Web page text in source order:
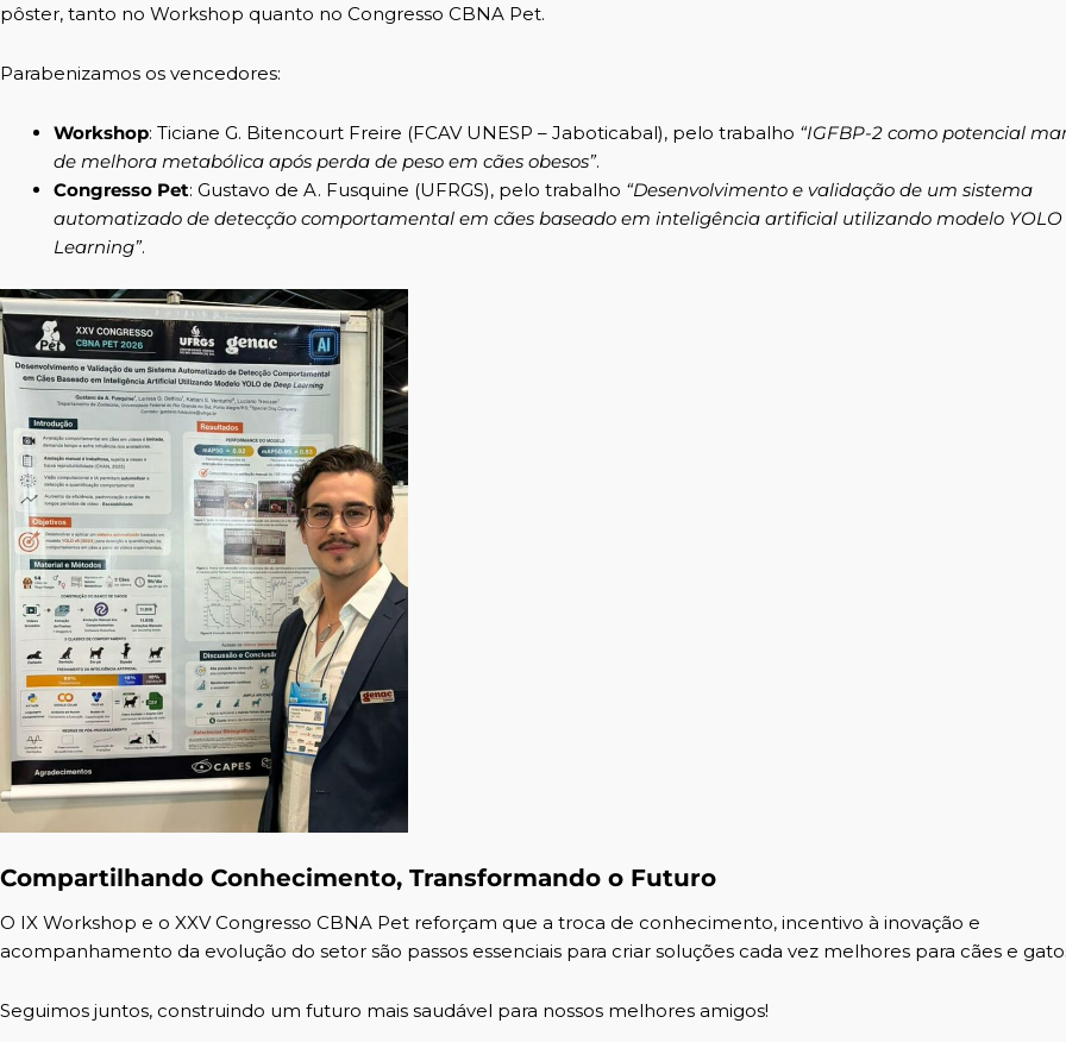
pôster, tanto no Workshop quanto no Congresso CBNA Pet.
Parabenizamos os vencedores:
Workshop: Ticiane G. Bitencourt Freire (FCAV UNESP – Jaboticabal), pelo trabalho “IGFBP-2 como potencial
de melhora metabólica após perda de peso em cães obesos”.
Congresso Pet: Gustavo de A. Fusquine (UFRGS), pelo trabalho “Desenvolvimento e validação de um sistema
automatizado de detecção comportamental em cães baseado em inteligência artificial utilizando modelo YOLO
Learning”.
Compartilhando Conhecimento, Transformando o Futuro
O IX Workshop e o XXV Congresso CBNA Pet reforçam que a troca de conhecimento, incentivo à inovação e
acompanhamento da evolução do setor são passos essenciais para criar soluções cada vez melhores para cães e
Seguimos juntos, construindo um futuro mais saudável para nossos melhores amigos!